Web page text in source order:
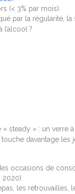
(< 3% par mois).
par la régularité, la
?
« steady » : un verre
davantage les
occasions de
les retrouvailles,